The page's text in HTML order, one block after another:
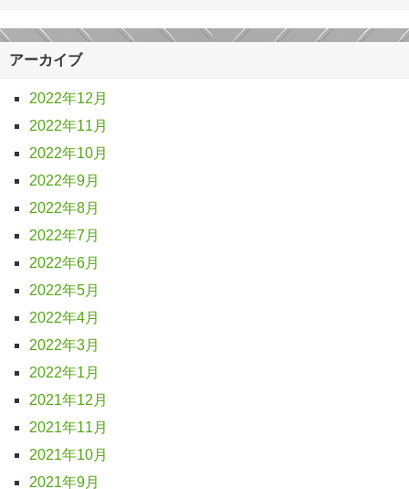
アーカイブ
2022年12月
2022年11月
2022年10月
2022年9月
2022年8月
2022年7月
2022年6月
2022年5月
2022年4月
2022年3月
2022年1月
2021年12月
2021年11月
2021年10月
2021年9月